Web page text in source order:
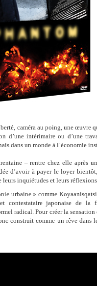
caméra au poing, une œuvre
d’une intérimaire ou d’une
dans un monde à l’économie
– rentre chez elle après
d’avoir à payer le loyer
leurs inquiétudes et leurs
urbaine » comme
contestataire japonaise de la
radical. Pour créer la
construit comme un rêve dans